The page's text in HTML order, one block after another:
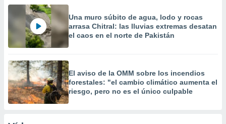
Una muro súbito de agua, lodo y rocas
arrasa Chitral: las lluvias extremas desatan
el caos en el norte de Pakistán
El aviso de la OMM sobre los incendios
forestales: "el cambio climático aumenta el
riesgo, pero no es el único culpable